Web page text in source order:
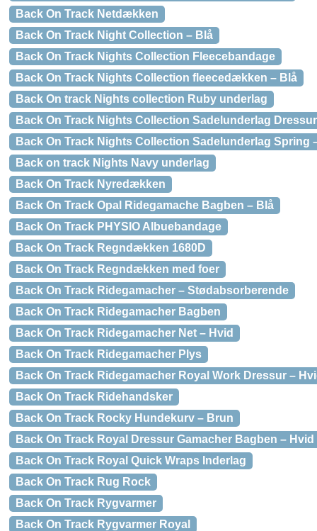
Back On Track Netdækken
Back On Track Night Collection – Blå
Back On Track Nights Collection Fleecebandage
Back On Track Nights Collection fleecedækken – Blå
Back On track Nights collection Ruby underlag
Back On Track Nights Collection Sadelunderlag
Back On Track Nights Collection Sadelunderlag Spring
Back on track Nights Navy underlag
Back On Track Nyredækken
Back On Track Opal Ridegamache Bagben – Blå
Back On Track PHYSIO Albuebandage
Back On Track Regndækken 1680D
Back On Track Regndækken med foer
Back On Track Ridegamacher – Stødabsorberende
Back On Track Ridegamacher Bagben
Back On Track Ridegamacher Net – Hvid
Back On Track Ridegamacher Plys
Back On Track Ridegamacher Royal Work Dressur –
Back On Track Ridehandsker
Back On Track Rocky Hundekurv – Brun
Back On Track Royal Dressur Gamacher Bagben – Hvid
Back On Track Royal Quick Wraps Inderlag
Back On Track Rug Rock
Back On Track Rygvarmer
Back On Track Rygvarmer Royal